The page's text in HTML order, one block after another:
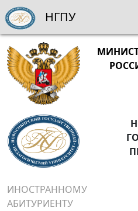
ИНОСТРАННОМУ
АБИТУРИЕНТУ
НГПУ